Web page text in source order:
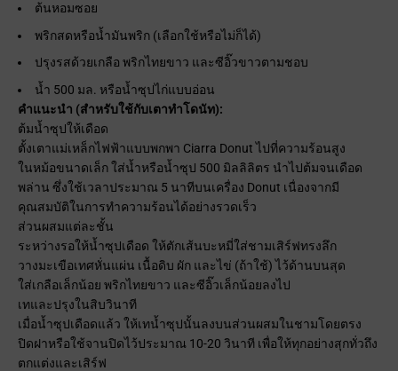
ต้นหอมซอย
พริกสดหรือน้ำมันพริก (เลือกใช้หรือไม่ก็ได้)
ปรุงรสด้วยเกลือ พริกไทยขาว และซีอิ๊วขาวตามชอบ
น้ำ 500 มล. หรือน้ำซุปไก่แบบอ่อน
คำแนะนำ (สำหรับใช้กับเตาทำโดนัท):
ต้มน้ำซุปให้เดือด
ตั้งเตาแม่เหล็กไฟฟ้าแบบพกพา Ciarra Donut ไปที่ความร้อนสูง
ในหม้อขนาดเล็ก ใส่น้ำหรือน้ำซุป 500 มิลลิลิตร นำไปต้มจนเดือด
พล่าน ซึ่งใช้เวลาประมาณ 5 นาทีบนเครื่อง Donut เนื่องจากมี
คุณสมบัติในการทำความร้อนได้อย่างรวดเร็ว
ส่วนผสมแต่ละชั้น
ระหว่างรอให้น้ำซุปเดือด ให้ตักเส้นบะหมี่ใส่ชามเสิร์ฟทรงลึก
วางมะเขือเทศหั่นแผ่น เนื้อดิบ ผัก และไข่ (ถ้าใช้) ไว้ด้านบนสุด
ใส่เกลือเล็กน้อย พริกไทยขาว และซีอิ๊วเล็กน้อยลงไป
เทและปรุงในสิบวินาที
เมื่อน้ำซุปเดือดแล้ว ให้เทน้ำซุปนั้นลงบนส่วนผสมในชามโดยตรง
ปิดฝาหรือใช้จานปิดไว้ประมาณ 10-20 วินาที เพื่อให้ทุกอย่างสุกทั่วถึง
ตกแต่งและเสิร์ฟ